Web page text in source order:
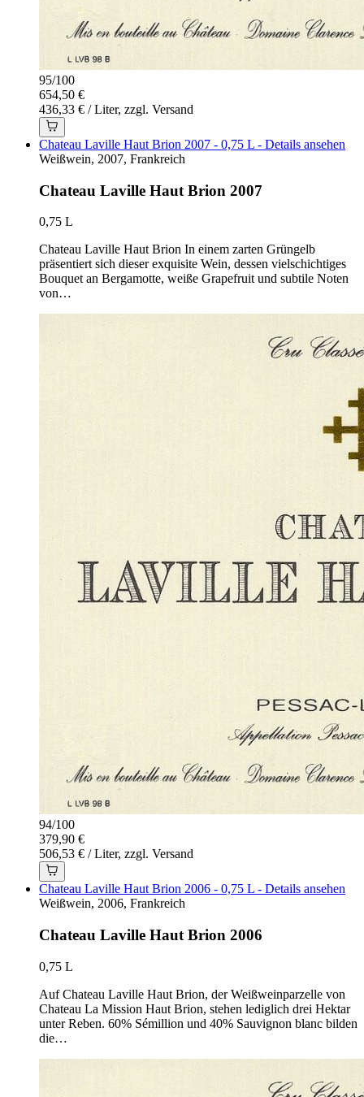
95/100
654,50 €
436,33 € / Liter, zzgl. Versand
Chateau Laville Haut Brion 2007 - 0,75 L - Details ansehen
Weißwein, 2007, Frankreich
Chateau Laville Haut Brion 2007
0,75 L
Chateau Laville Haut Brion In einem zarten Grüngelb
präsentiert sich dieser exquisite Wein, dessen vielschichtiges
Bouquet an Bergamotte, weiße Grapefruit und subtile Noten
von…
94/100
379,90 €
506,53 € / Liter, zzgl. Versand
Chateau Laville Haut Brion 2006 - 0,75 L - Details ansehen
Weißwein, 2006, Frankreich
Chateau Laville Haut Brion 2006
0,75 L
Auf Chateau Laville Haut Brion, der Weißweinparzelle von
Chateau La Mission Haut Brion, stehen lediglich drei Hektar
unter Reben. 60% Sémillion und 40% Sauvignon blanc bilden
die…